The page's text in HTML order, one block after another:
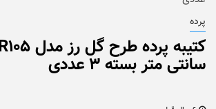
پرده
سانتی متر بسته ۳ عددی